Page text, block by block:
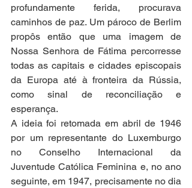
profundamente ferida, procurava
caminhos de paz. Um pároco de Berlim
propôs então que uma imagem de
Nossa Senhora de Fátima percorresse
todas as capitais e cidades episcopais
da Europa até à fronteira da Rússia,
como sinal de reconciliação e
esperança.
A ideia foi retomada em abril de 1946
por um representante do Luxemburgo
no Conselho Internacional da
Juventude Católica Feminina e, no ano
seguinte, em 1947, precisamente no dia